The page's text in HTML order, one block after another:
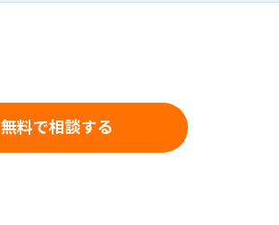
無料で相談する